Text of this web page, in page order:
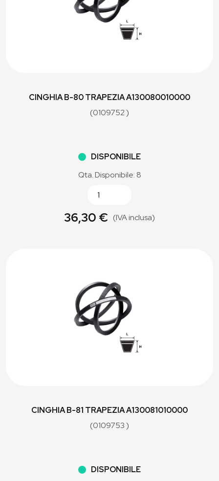
CINGHIA B-80 TRAPEZIA A130080010000
(0109752 )
DISPONIBILE
Qta. Disponibile: 8
36,30 € (IVA inclusa)
CINGHIA B-81 TRAPEZIA A130081010000
(0109753 )
DISPONIBILE